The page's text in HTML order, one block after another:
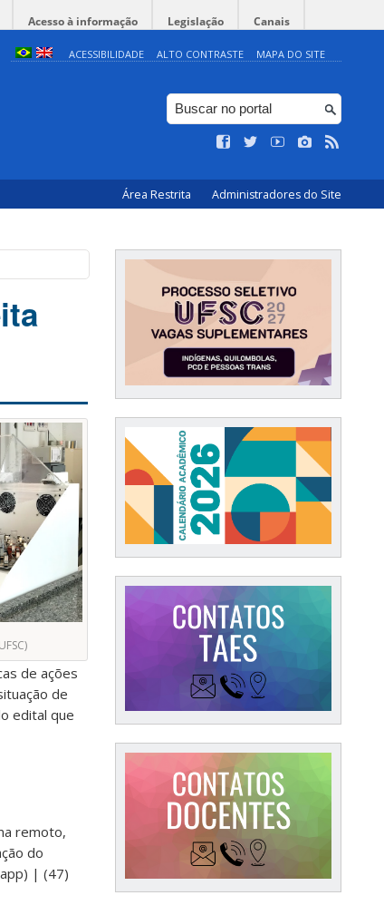
Acesso à informação Legislação Canais
ACESSIBILIDADE ALTO CONTRASTE MAPA DO SITE
Área Restrita Administradores do Site
de ações
de
edital que
remoto,
do
| (47)